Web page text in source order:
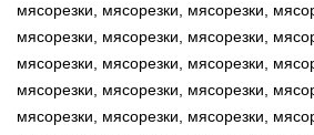
мясорезки, мясорезки, мясорезки,
мясорезки, мясорезки, мясорезки,
мясорезки, мясорезки, мясорезки,
мясорезки, мясорезки, мясорезки,
мясорезки, мясорезки, мясорезки,